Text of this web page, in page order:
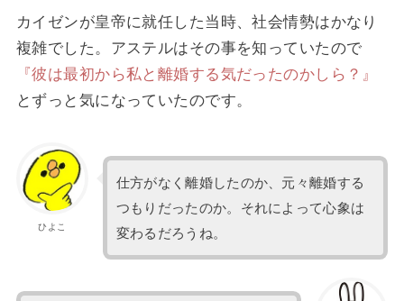
カイゼンが皇帝に就任した当時、社会情勢はかなり
複雑でした。アステルはその事を知っていたので
『彼は最初から私と離婚する気だったのかしら？』
とずっと気になっていたのです。
ひよこ
仕方がなく離婚したのか、元々離婚する
つもりだったのか。それによって心象は
変わるだろうね。